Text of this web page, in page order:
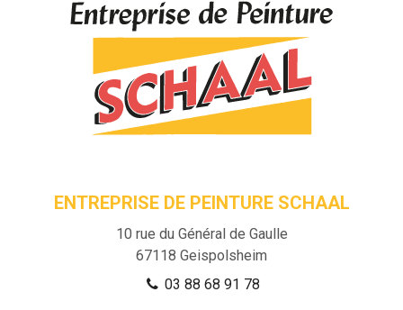
ENTREPRISE DE PEINTURE SCHAAL
10 rue du Général de Gaulle
67118 Geispolsheim
03 88 68 91 78